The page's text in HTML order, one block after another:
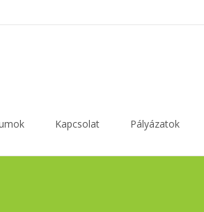
Kapcsolat Pályázatok